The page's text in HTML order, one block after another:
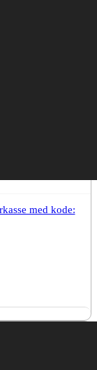
med kode: